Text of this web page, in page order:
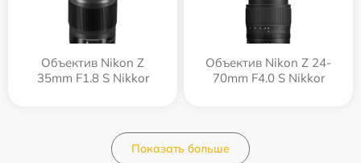
Объектив Nikon Z
35mm F1.8 S Nikkor
Объектив Nikon Z 24-
70mm F4.0 S Nikkor
Показать больше